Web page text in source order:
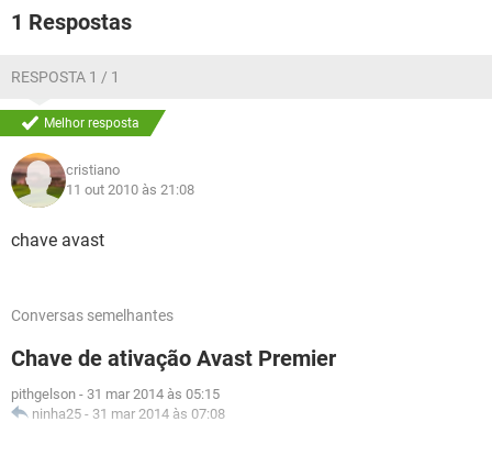
1 Respostas
RESPOSTA 1 / 1
Melhor resposta
cristiano
11 out 2010 às 21:08
chave avast
Conversas semelhantes
Chave de ativação Avast Premier
pithgelson - 31 mar 2014 às 05:15
ninha25 - 31 mar 2014 às 07:08